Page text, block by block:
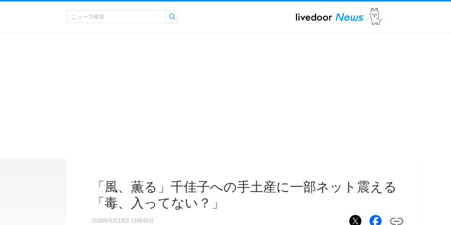
「風、薫る」千佳子への手土産に一部ネット震える
「毒、入ってない？」
2026年5月19日 11時42分